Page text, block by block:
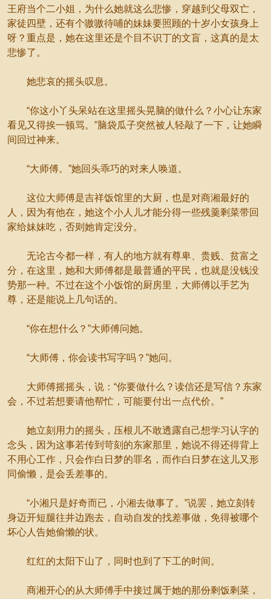
王府当个二小姐，为什么她就这么悲惨，穿越到父母双亡，
家徒四壁，还有个嗷嗷待哺的妹妹要照顾的十岁小女孩身上
呀？重点是，她在这里还是个目不识丁的文盲，这真的是太
悲惨了。
她悲哀的摇头叹息。
“你这小丫头呆站在这里摇头晃脑的做什么？小心让东家
看见又得挨一顿骂。”脑袋瓜子突然被人轻敲了一下，让她瞬
间回过神来。
“大师傅。”她回头乖巧的对来人唤道。
这位大师傅是吉祥饭馆里的大厨，也是对商湘最好的
人，因为有他在，她这个小人儿才能分得一些残羹剩菜带回
家给妹妹吃，否则她肯定没分。
无论古今都一样，有人的地方就有尊卑、贵贱、贫富之
分，在这里，她和大师傅都是最普通的平民，也就是没钱没
势那一种。不过在这个小饭馆的厨房里，大师傅以手艺为
尊，还是能说上几句话的。
“你在想什么？”大师傅问她。
“大师傅，你会读书写字吗？”她问。
大师傅摇摇头，说：“你要做什么？读信还是写信？东家
会，不过若想要请他帮忙，可能要付出一点代价。”
她立刻用力的摇头，压根儿不敢透露自己想学习认字的
念头，因为这事若传到苛刻的东家那里，她说不得还得背上
不用心工作，只会作白日梦的罪名，而作白日梦在这儿又形
同偷懒，是会丢差事的。
“小湘只是好奇而已，小湘去做事了。”说罢，她立刻转
身迈开短腿往井边跑去，自动自发的找差事做，免得被哪个
坏心人告她偷懒的状。
红红的太阳下山了，同时也到了下工的时间。
商湘开心的从大师傅手中接过属于她的那份剩饭剩菜，